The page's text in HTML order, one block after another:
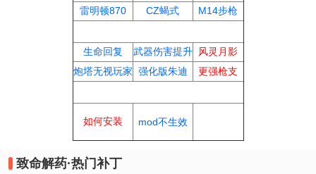
雷明顿870
CZ蝎式
M14步枪
生命回复
武器伤害提升
风灵月影
炮塔无视玩家 强化版朱迪
更强枪支
如何安装 mod不生效
致命解药·热门补丁